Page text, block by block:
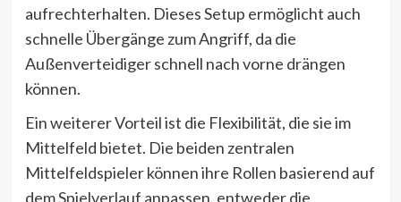
aufrechterhalten. Dieses Setup ermöglicht auch
schnelle Übergänge zum Angriff, da die
Außenverteidiger schnell nach vorne drängen
können.
Ein weiterer Vorteil ist die Flexibilität, die sie im
Mittelfeld bietet. Die beiden zentralen
Mittelfeldspieler können ihre Rollen basierend auf
dem Spielverlauf anpassen, entweder die